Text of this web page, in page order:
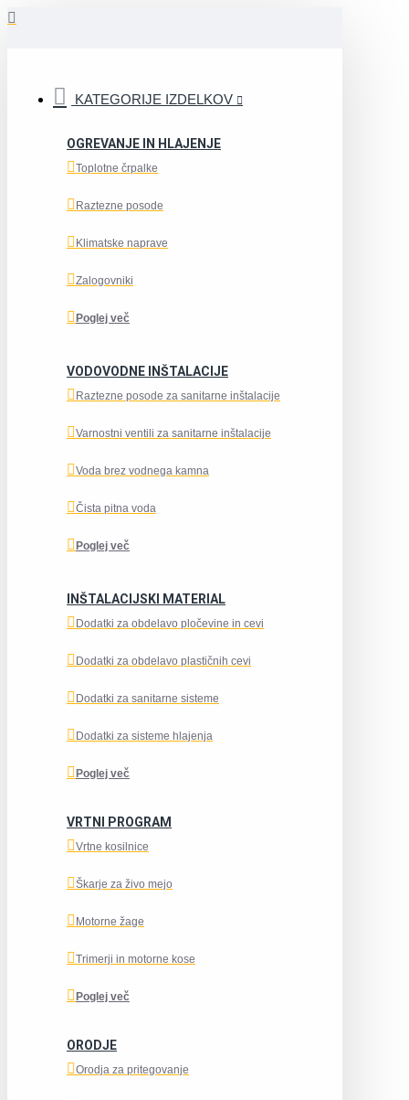
KATEGORIJE IZDELKOV
OGREVANJE IN HLAJENJE
Toplotne črpalke
Raztezne posode
Klimatske naprave
Zalogovniki
Poglej več
VODOVODNE INŠTALACIJE
Raztezne posode za sanitarne inštalacije
Varnostni ventili za sanitarne inštalacije
Voda brez vodnega kamna
Čista pitna voda
Poglej več
INŠTALACIJSKI MATERIAL
Dodatki za obdelavo pločevine in cevi
Dodatki za obdelavo plastičnih cevi
Dodatki za sanitarne sisteme
Dodatki za sisteme hlajenja
Poglej več
VRTNI PROGRAM
Vrtne kosilnice
Škarje za živo mejo
Motorne žage
Trimerji in motorne kose
Poglej več
ORODJE
Orodja za pritegovanje